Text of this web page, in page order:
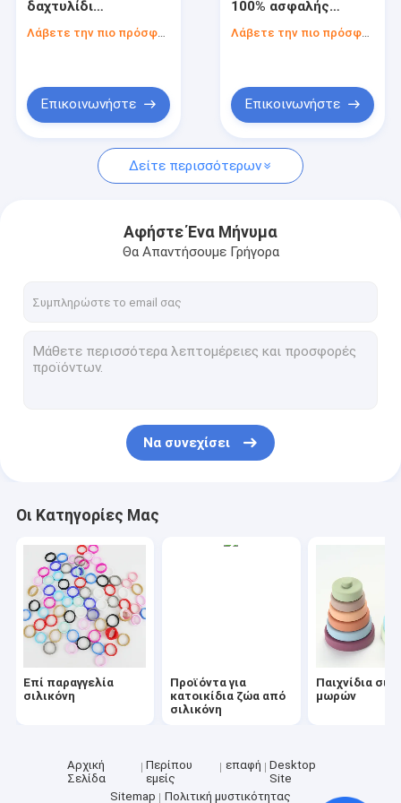
Γρίφος σιλικόνης
Σύνολο επιτραπέζιου σκεύους σιλικόνης
Ξύλινα παιχνίδια παιδιών
Φλυτζάνι παιδιών σιλικόνης
Ο ετερόφθαλμος γάδος μωρών σιλικόνης
Χαλί θέσεων σιλικόνης παιδιών
Σύνολο σκευών για την κουζίνα σιλικόνης
Εξατομικευμένες φόρμες σιλικόνης
δαχτυλίδι
όλους τους
χειροτεχνίας
διακοσμητική τέχνη
και προσαρμοσμένα
σχέδια αξεσουάρ
Λάβετε την πιο πρόσφατη τιμή
Επικοινωνήστε
100% ασφαλής
για όλους ανθεκτική
Επικοινωνήστε
Δείτε περισσότερων
Αφήστε Ένα Μήνυμα
Θα Απαντήσουμε Γρήγορα
Να συνεχίσει
Οι Κατηγορίες Μας
Επί παραγγελία
σιλικόνη
Προϊόντα για
κατοικίδια ζώα από
σιλικόνη
Παιχνίδια
μωρών
Αρχική
Σελίδα
Περίπου
εμείς
επαφή
Desktop
Site
Sitemap
Πολιτική μυστικότητας